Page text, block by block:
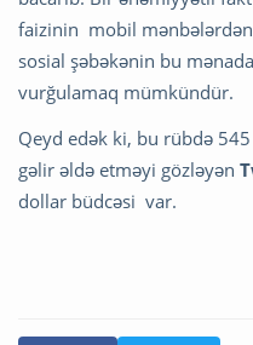
faizinin mobil
sosial şəbəkənin bu
vurğulamaq mümkündür.
Qeyd edək ki, bu rübdə
gəlir əldə etməyi gözləyən
dollar büdcəsi var.